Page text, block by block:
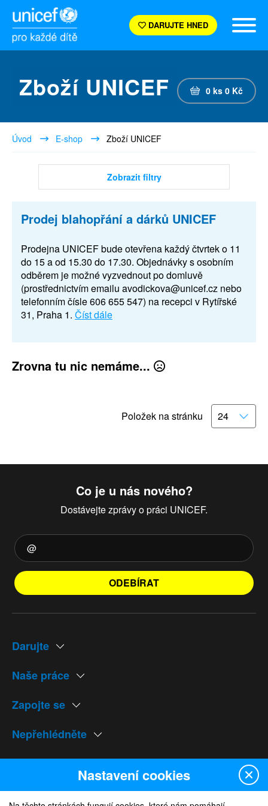
DARUJTE HNED
Zboží UNICEF 0 ks 0 Kč
Úvod E-shop Zboží UNICEF
Zobrazit filtry
Prodej blahopřání a dárků UNICEF
Prodejna UNICEF bude otevřena každý čtvrtek o 11
do 15 a od 15.30 do 17.30. Objednávky s osobním
odběrem je možné vyzvednout po domluvě
(prostřednictvím emailu avodickova@unicef.cz nebo
telefonním čísle 606 655 547) na recepci v Rytířské
31, Praha 1. Číst dále
Zrovna tu nic nemáme...
Položek na stránku
Co je u nás nového?
Dostávejte zprávy o práci UNICEF.
ODEBÍRAT
Darujte
Naše práce
Zapojte se
Nepřehlédněte
Naše weby
Nastavení cookies